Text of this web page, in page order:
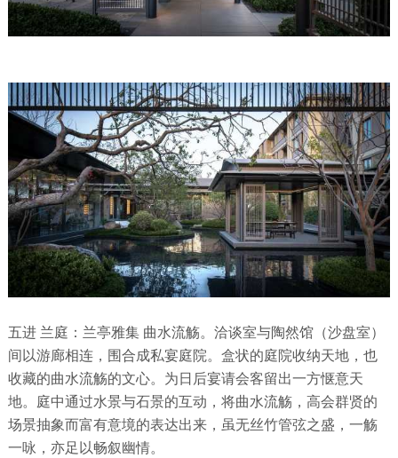
五进 兰庭：兰亭雅集 曲水流觞。洽谈室与陶然馆（沙盘室）
间以游廊相连，围合成私宴庭院。盒状的庭院收纳天地，也
收藏的曲水流觞的文心。为日后宴请会客留出一方惬意天
地。庭中通过水景与石景的互动，将曲水流觞，高会群贤的
场景抽象而富有意境的表达出来，虽无丝竹管弦之盛，一觞
一咏，亦足以畅叙幽情。